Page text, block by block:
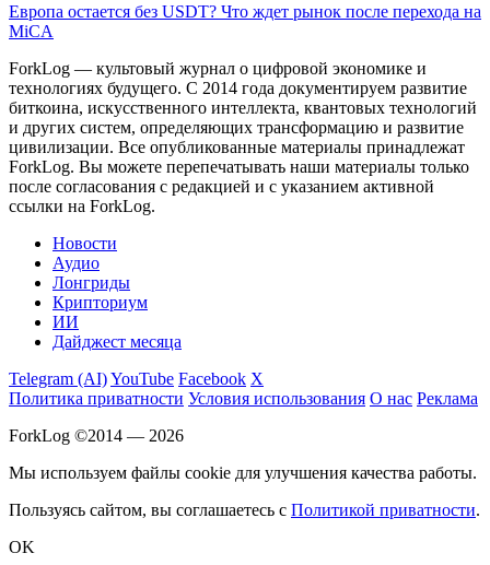
Европа остается без USDT? Что ждет рынок после перехода на
MiCA
ForkLog — культовый журнал о цифровой экономике и
технологиях будущего. С 2014 года документируем развитие
биткоина, искусственного интеллекта, квантовых технологий
и других систем, определяющих трансформацию и развитие
цивилизации. Все опубликованные материалы принадлежат
ForkLog. Вы можете перепечатывать наши материалы только
после согласования с редакцией и с указанием активной
ссылки на ForkLog.
Новости
Аудио
Лонгриды
Крипториум
ИИ
Дайджест месяца
Telegram (AI)YouTube Facebook X
Политика приватности Условия использования О нас Реклама
ForkLog ©2014 — 2026
Мы используем файлы cookie для улучшения качества работы.
Пользуясь сайтом, вы соглашаетесь с Политикой приватности.
OK